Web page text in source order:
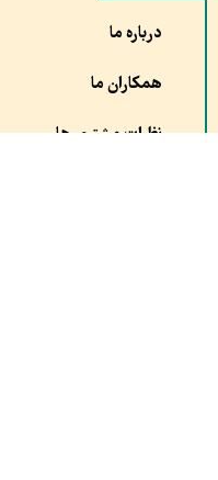
درباره ما
همکاران ما
نظرات مشتری ها